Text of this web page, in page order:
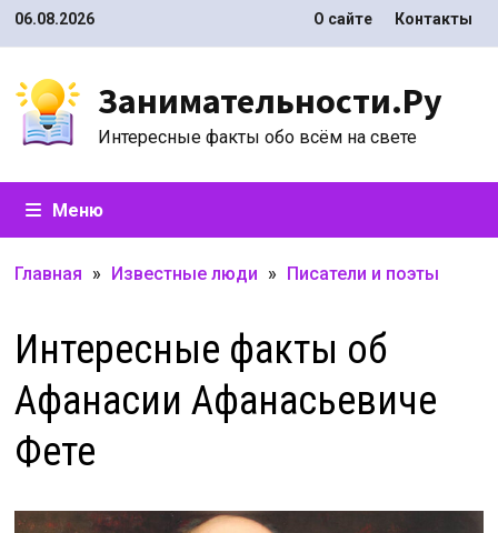
Перейти
06.08.2026 О сайте Контакты
Занимательности.Ру
Интересные факты обо всём на свете
Меню
Главная » Известные люди » Писатели и поэты
Интересные факты об
Афанасии Афанасьевиче
Фете